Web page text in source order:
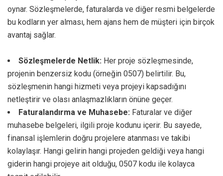
oynar. Sözleşmelerde, faturalarda ve diğer resmi belgelerde
bu kodların yer alması, hem ajans hem de müşteri için birçok
avantaj sağlar.
Sözleşmelerde Netlik: Her proje sözleşmesinde,
projenin benzersiz kodu (örneğin 0507) belirtilir. Bu,
sözleşmenin hangi hizmeti veya projeyi kapsadığını
netleştirir ve olası anlaşmazlıkların önüne geçer.
Faturalandırma ve Muhasebe: Faturalar ve diğer
muhasebe belgeleri, ilgili proje kodunu içerir. Bu sayede,
finansal işlemlerin doğru projelere atanması ve takibi
kolaylaşır. Hangi gelirin hangi projeden geldiği veya hangi
giderin hangi projeye ait olduğu, 0507 kodu ile kolayca